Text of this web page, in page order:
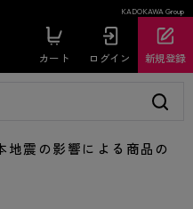
KADOKAWA Group
カート ログイン 新規登録
震の影響による商品の